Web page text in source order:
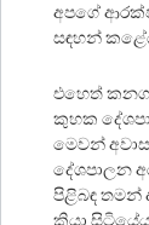
අපගේ
සඳහන්
එහෙත්
කුහක
මෙවන්
දේශපාලන
පිළිබඳ තමන්
කියා